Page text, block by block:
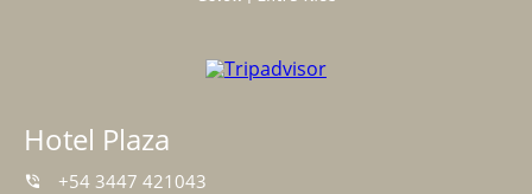
Hotel Plaza
+54 3447 421043